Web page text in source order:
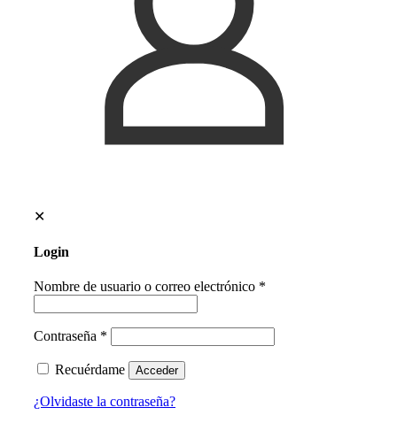
✕
Login
Nombre de usuario o correo electrónico *
Contraseña *
Recuérdame Acceder
¿Olvidaste la contraseña?